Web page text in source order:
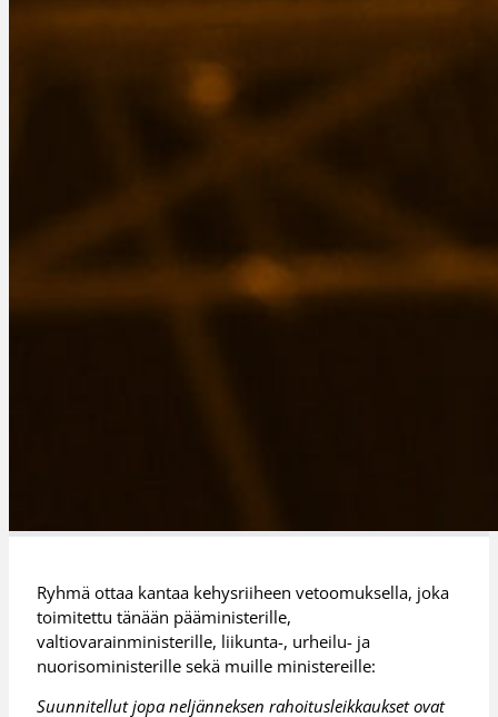
Ryhmä ottaa kantaa kehysriiheen vetoomuksella, joka
toimitettu tänään pääministerille,
valtiovarainministerille, liikunta-, urheilu- ja
nuorisoministerille sekä muille ministereille:
Suunnitellut jopa neljänneksen rahoitusleikkaukset ovat